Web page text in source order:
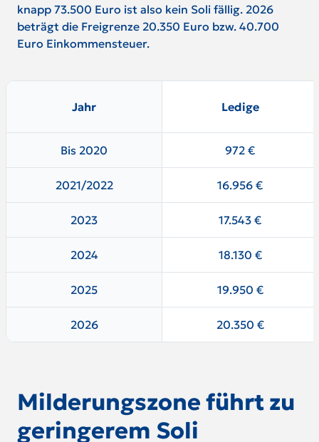
knapp 73.500 Euro ist also kein Soli fällig. 2026
beträgt die Freigrenze 20.350 Euro bzw. 40.700
Euro Einkommensteuer.
Jahr Ledige
Bis 2020 972 €
2021/2022 16.956 €
2023 17.543 €
2024 18.130 €
2025 19.950 €
2026 20.350 €
Milderungszone führt zu
geringerem Soli